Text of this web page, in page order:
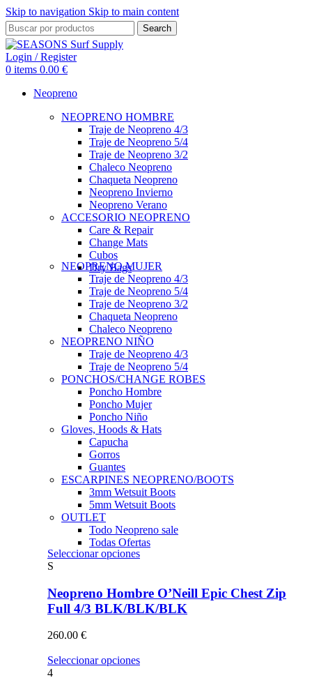
Skip to navigation Skip to main content
Search
Login / Register
0 items 0.00 €
Neopreno
NEOPRENO HOMBRE
Traje de Neopreno 4/3
Traje de Neopreno 5/4
Traje de Neopreno 3/2
Chaleco Neopreno
Chaqueta Neopreno
Neopreno Invierno
Neopreno Verano
ACCESORIO NEOPRENO
Care & Repair
Change Mats
Cubos
Dry Bags
NEOPRENO MUJER
Traje de Neopreno 4/3
Traje de Neopreno 5/4
Traje de Neopreno 3/2
Chaqueta Neopreno
Chaleco Neopreno
NEOPRENO NIÑO
Traje de Neopreno 4/3
Traje de Neopreno 5/4
PONCHOS/CHANGE ROBES
Poncho Hombre
Poncho Mujer
Poncho Niño
Gloves, Hoods & Hats
Capucha
Gorros
Guantes
ESCARPINES NEOPRENO/BOOTS
3mm Wetsuit Boots
5mm Wetsuit Boots
OUTLET
Todo Neopreno sale
Todas Ofertas
Seleccionar opcionesEste
múltiples
variantes.
Las
elegir
S
Neopreno Hombre O’Neill Epic Chest Zip
Full 4/3 BLK/BLK/BLK
260.00 €
Seleccionar opcionesEste
4